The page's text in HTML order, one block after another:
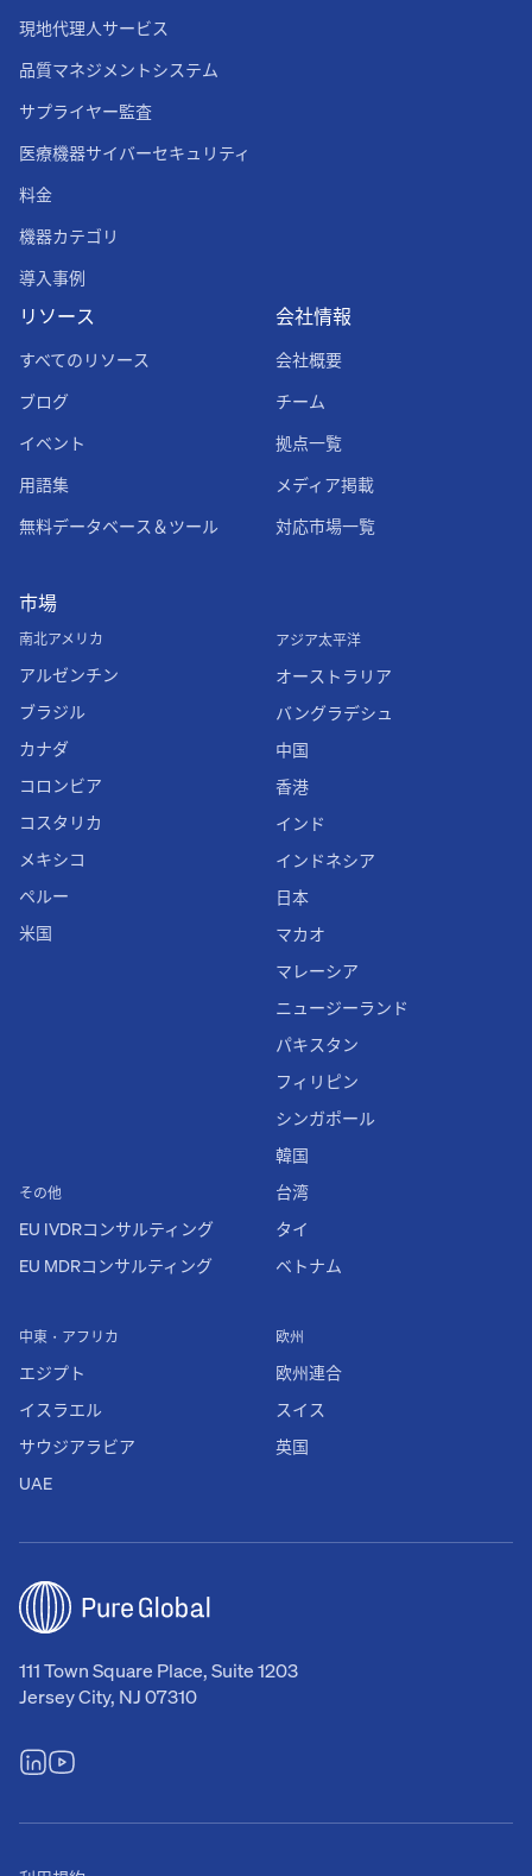
111 Town Square Place, Suite 1203
Jersey City, NJ 07310
現地代理人サービス
品質マネジメントシステム
サプライヤー監査
医療機器サイバーセキュリティ
料金
機器カテゴリ
導入事例
リソース
すべてのリソース
ブログ
イベント
用語集
無料データベース＆ツール
会社情報
会社概要
チーム
拠点一覧
メディア掲載
対応市場一覧
市場
南北アメリカ
アルゼンチン
ブラジル
カナダ
コロンビア
コスタリカ
メキシコ
ペルー
米国
その他
EU IVDRコンサルティング
EU MDRコンサルティング
欧州
欧州連合
スイス
英国
中東・アフリカ
エジプト
イスラエル
サウジアラビア
UAE
アジア太平洋
オーストラリア
バングラデシュ
中国
香港
インド
インドネシア
日本
マカオ
マレーシア
ニュージーランド
パキスタン
フィリピン
シンガポール
韓国
台湾
タイ
ベトナム